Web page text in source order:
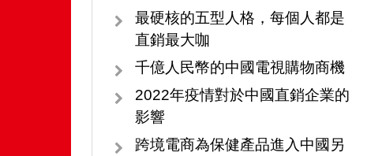
最硬核的五型人格，每個人都是
直銷最大咖
千億人民幣的中國電視購物商機
2022年疫情對於中國直銷企業的
影響
跨境電商為保健產品進入中國另